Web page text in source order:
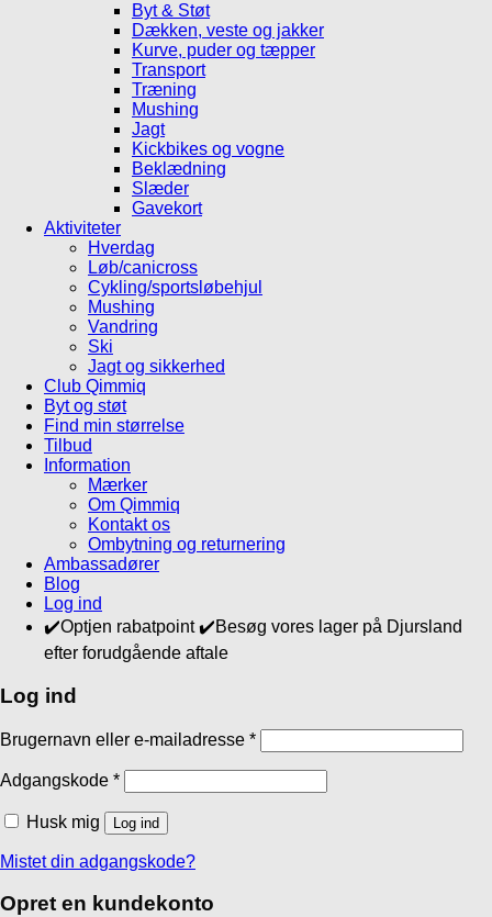
Byt & Støt
Dækken, veste og jakker
Kurve, puder og tæpper
Transport
Træning
Mushing
Jagt
Kickbikes og vogne
Beklædning
Slæder
Gavekort
Aktiviteter
Hverdag
Løb/canicross
Cykling/sportsløbehjul
Mushing
Vandring
Ski
Jagt og sikkerhed
Club Qimmiq
Byt og støt
Find min størrelse
Tilbud
Information
Mærker
Om Qimmiq
Kontakt os
Ombytning og returnering
Ambassadører
Blog
Log ind
✔️Optjen rabatpoint ✔️Besøg vores lager på Djursland
efter forudgående aftale
Log ind
Brugernavn eller e-mailadresse *
Adgangskode *
Husk mig Log ind
Mistet din adgangskode?
Opret en kundekonto